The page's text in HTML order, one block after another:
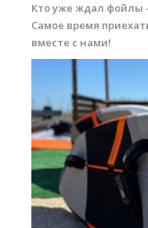
Кто уже ждал фойлы
Самое время
вместе с нами!